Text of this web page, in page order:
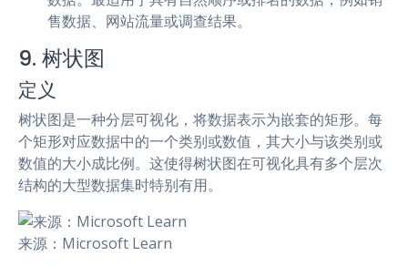
售数据、网站流量或调查结果。
9. 树状图
定义
树状图是一种分层可视化，将数据表示为嵌套的矩形。每
个矩形对应数据中的一个类别或数值，其大小与该类别或
数值的大小成比例。这使得树状图在可视化具有多个层次
结构的大型数据集时特别有用。
来源：Microsoft Learn